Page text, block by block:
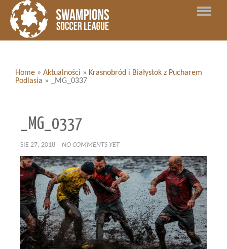
Home » Aktualności » Krasnobród i Białystok z Pucharem
Podlasia » _MG_0337
_MG_0337
SIE 27, 2018 NO COMMENTS YET